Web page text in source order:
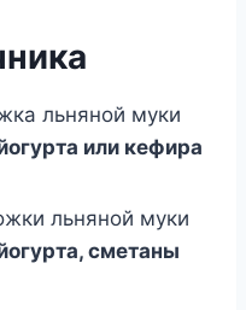
льняной муки
или кефира
льняной муки
сметаны